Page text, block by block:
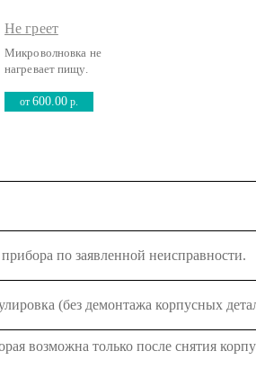
Не греет
Микроволновка не
нагревает пищу.
от 600.00 р.
по заявленной неисправности.
(без демонтажа корпусных
возможна только после снятия